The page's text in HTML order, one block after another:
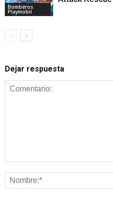
Bomberos
Playmobil
Dejar respuesta